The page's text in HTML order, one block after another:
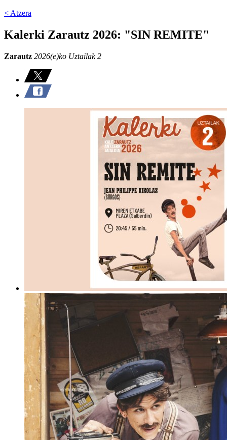
< Atzera
Kalerki Zarautz 2026: "SIN REMITE"
Zarautz 2026(e)ko Uztailak 2